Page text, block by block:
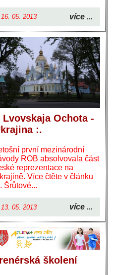
16. 05. 2013 více ...
Lvovskaja Ochota -
:.
první mezinárodní
ROB absolvovala část
reprezentace na
Více čtěte v článku
Šrůtové...
13. 05. 2013 více ...
školení